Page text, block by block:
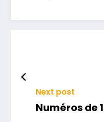
Next post
Numéros de